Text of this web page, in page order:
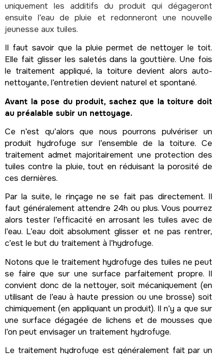
uniquement les additifs du produit qui dégageront
ensuite l’eau de pluie et redonneront une nouvelle
jeunesse aux tuiles.
Il faut savoir que la pluie permet de nettoyer le toit.
Elle fait glisser les saletés dans la gouttière. Une fois
le traitement appliqué, la toiture devient alors auto-
nettoyante, l’entretien devient naturel et spontané.
Avant la pose du produit, sachez que la toiture doit
au préalable subir un nettoyage.
Ce n’est qu’alors que nous pourrons pulvériser un
produit hydrofuge sur l’ensemble de la toiture. Ce
traitement admet majoritairement une protection des
tuiles contre la pluie, tout en réduisant la porosité de
ces dernières.
Par la suite, le rinçage ne se fait pas directement. Il
faut généralement attendre 24h ou plus. Vous pourrez
alors tester l’efficacité en arrosant les tuiles avec de
l’eau. L’eau doit absolument glisser et ne pas rentrer,
c’est le but du traitement à l’hydrofuge.
Notons que le traitement hydrofuge des tuiles ne peut
se faire que sur une surface parfaitement propre. Il
convient donc de la nettoyer, soit mécaniquement (en
utilisant de l’eau à haute pression ou une brosse) soit
chimiquement (en appliquant un produit). Il n’y a que sur
une surface dégagée de lichens et de mousses que
l’on peut envisager un traitement hydrofuge.
Le traitement hydrofuge est généralement fait par un